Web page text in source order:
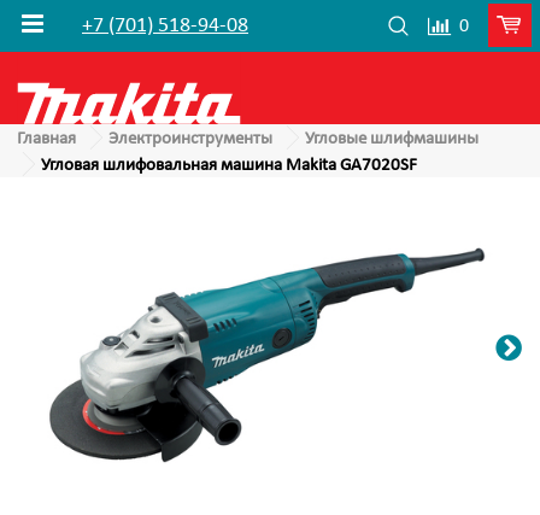
+7 (701) 518-94-08 0
Главная Электроинструменты
Угловые шлифмашины
Угловая шлифовальная машина Makita GA7020SF